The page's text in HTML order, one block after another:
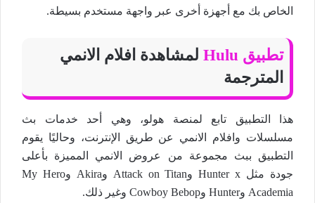
الخاص بك مع أجهزة أخرى عبر واجهة مستخدم بسيطة.
تطبيق Hulu
لمشاهدة افلام الانمي
المترجمة
هذا التطبيق تابع لمنصة هولو، وهي أحد خدمات بث
مسلسلات وافلام الانمي عن طريق الإنترنت، وحاليًا يقوم
التطبيق ببث مجموعة من عروض الانمي المميزة بأعلى
جودة مثل Hunter x وAttack on Titan وAkira وMy Hero
Academia وHunter وCowboy Bebop وغير ذلك.